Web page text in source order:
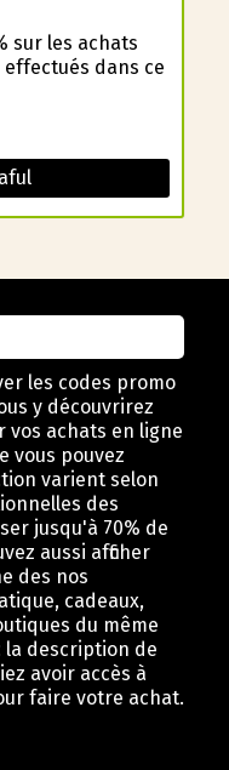
sur les achats
dans ce
les codes promo
y découvrirez
achats en ligne
vous pouvez
varient selon
des
jusqu'à 70% de
aussi afficher
des nos
cadeaux,
du même
description de
avoir accès à
faire votre achat.